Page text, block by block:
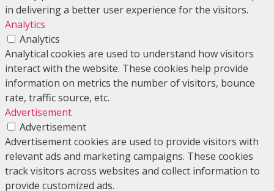
in delivering a better user experience for the visitors.
Analytics
Analytics
Analytical cookies are used to understand how visitors
interact with the website. These cookies help provide
information on metrics the number of visitors, bounce
rate, traffic source, etc.
Advertisement
Advertisement
Advertisement cookies are used to provide visitors with
relevant ads and marketing campaigns. These cookies
track visitors across websites and collect information to
provide customized ads.